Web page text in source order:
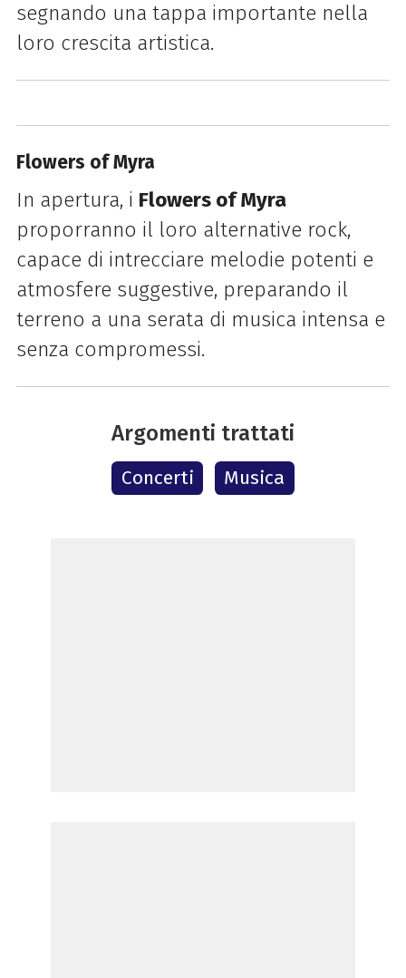
segnando una tappa importante nella
loro crescita artistica.
Flowers of Myra
In apertura, i Flowers of Myra
proporranno il loro alternative rock,
capace di intrecciare melodie potenti e
atmosfere suggestive, preparando il
terreno a una serata di musica intensa e
senza compromessi.
Argomenti trattati
Concerti Musica